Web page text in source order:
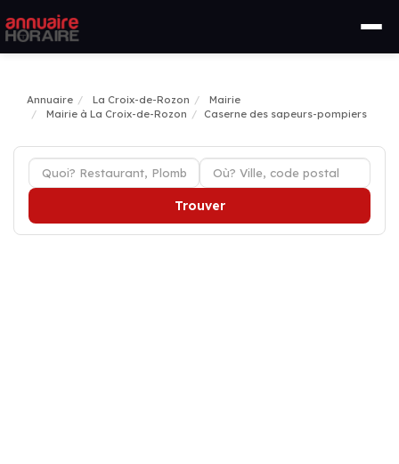
Annuaire La Croix-de-Rozon
Mairie
Mairie à La Croix-de-Rozon
Caserne des sapeurs-pompiers
Trouver